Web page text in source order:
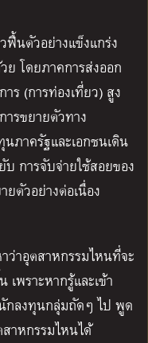
ฟื้นตัวอย่างแข็งแกร่ง
ย โดยภาคการส่งออก
ร (การท่องเที่ยว) สูง
รขยายตัวทาง
ภาครัฐและเอกชนเดิน
การจับจ่ายใช้สอยของ
ตัวอย่างต่อเนื่อง
ว่าอุตสาหกรรมไหนที่จะ
พราะหากรู้และเข้า
กลงทุนกลุ่มถัดๆ ไป พูด
าหกรรมไหนได้